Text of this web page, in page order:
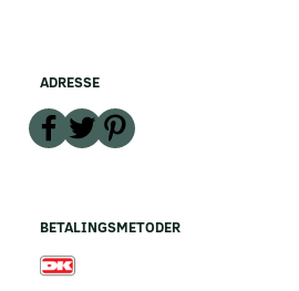
ADRESSE
BETALINGSMETODER